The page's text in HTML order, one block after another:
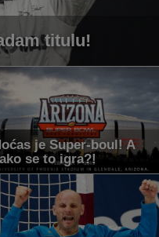
titulu!
je Super-boul! A
se to igra?!